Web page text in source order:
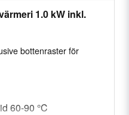
1.0 kW inkl.
bottenraster för
60-90 °C